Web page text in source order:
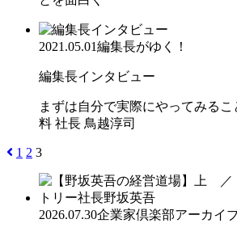
2021.05.01編集長がゆく！
編集長インタビュー
まずは自分で実際にやってみる
料 社長 鳥越淳司
1 2 3
2026.07.30企業家倶楽部アーカイ